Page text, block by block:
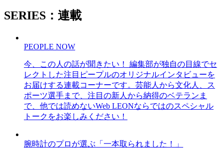
SERIES：連載
PEOPLE NOW
今、この人の話が聞きたい！ 編集部が独自の目線でセ
レクトした注目ピープルのオリジナルインタビューを
お届けする連載コーナーです。芸能人から文化人、ス
ポーツ選手まで、注目の新人から納得のベテランま
で、他では読めないWeb LEONならではのスペシャル
トークをお楽しみください！
腕時計のプロが選ぶ「一本取られました！」